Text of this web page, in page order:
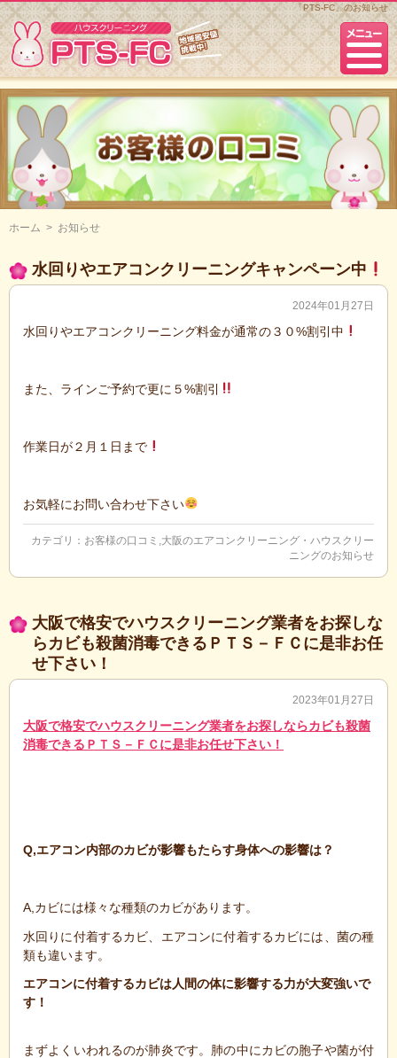
「PTS-FC」のお知らせ
ホーム > お知らせ
水回りやエアコンクリーニングキャンペーン中
2024年01月27日
水回りやエアコンクリーニング料金が通常の３０%割引中
また、ラインご予約で更に５%割引
作業日が２月１日まで
お気軽にお問い合わせ下さい
カテゴリ： お客様の口コミ ,大阪のエアコンクリーニング・ハウスクリー
ニングのお知らせ
大阪で格安でハウスクリーニング業者をお探しな
らカビも殺菌消毒できるＰＴＳ－ＦＣに是非お任
せ下さい！
2023年01月27日
大阪で格安でハウスクリーニング業者をお探しならカビも殺菌
消毒できるＰＴＳ－ＦＣに是非お任せ下さい！
Q,エアコン内部のカビが影響もたらす身体への影響は？
A,カビには様々な種類のカビがあります。
水回りに付着するカビ、エアコンに付着するカビには、菌の種
類も違います。
エアコンに付着するカビは人間の体に影響する力が大変強いで
す！
まずよくいわれるのが肺炎です。肺の中にカビの胞子や菌が付